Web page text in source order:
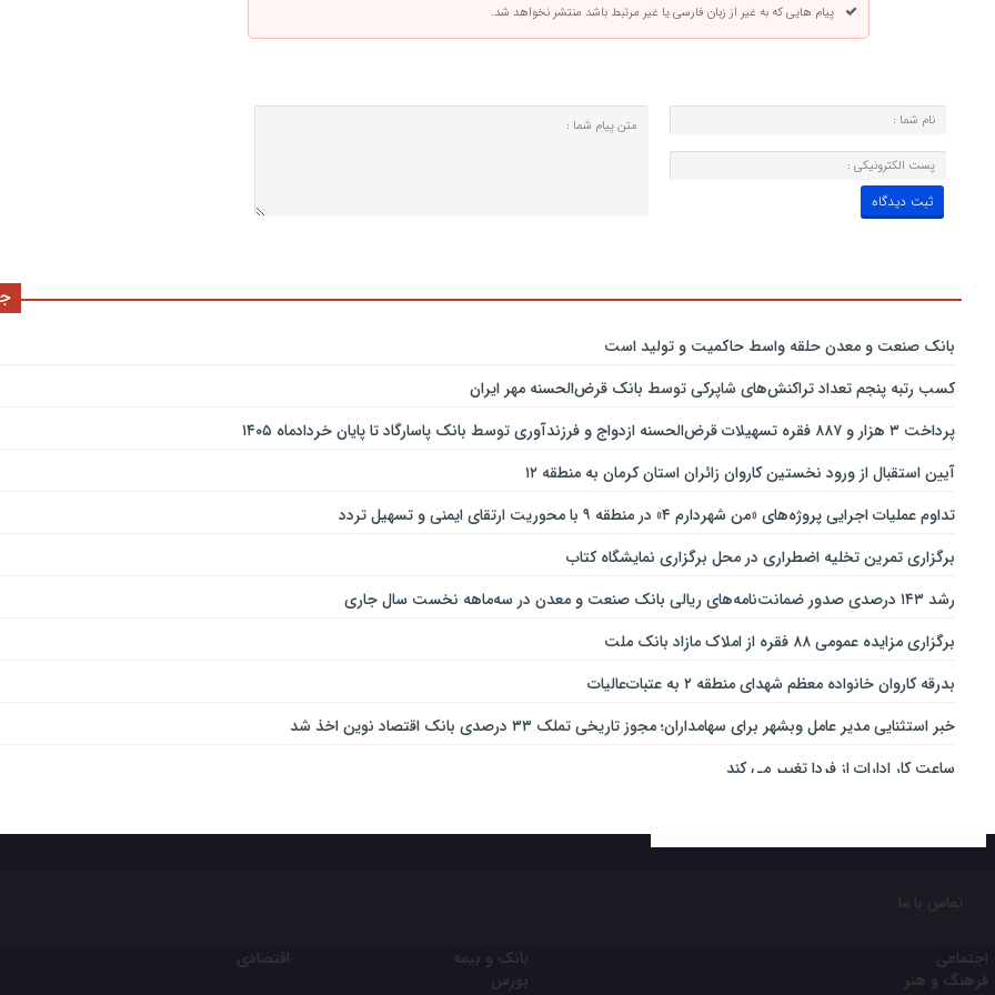
پیام هایی که به غیر از زبان فارسی یا غیر مرتبط باشد منتشر نخواهد شد.
بانك صنعت و معدن حلقه واسط حاكمیت و تولید است
کسب رتبه پنجم تعداد تراکنش‌های شاپرکی توسط بانک قرض‌الحسنه مهر ایران
پرداخت ۳ هزار و ۸۸۷ فقره تسهیلات قرض‌الحسنه ازدواج و فرزندآوری توسط بانک پاسارگاد تا پایان خردادماه ۱۴۰۵
آیین استقبال از ورود نخستین کاروان زائران استان کرمان به منطقه ۱۲
تداوم عملیات اجرایی پروژه‌های «من شهردارم ۴» در منطقه ۹ با محوریت ارتقای ایمنی و تسهیل تردد
برگزاری تمرین تخلیه اضطراری در محل برگزاری نمایشگاه کتاب
رشد ۱۴۳ درصدی صدور ضمانت‌نامه‌های ریالی بانک صنعت و معدن در سه‌ماهه نخست سال جاری
برگزاری مزایده عمومی ۸۸ فقره از املاک مازاد بانک ملت
بدرقه کاروان خانواده معظم شهدای منطقه ۲ به عتبات‌عالیات
خبر استثنایی مدیر عامل وبشهر برای سهامداران؛ مجوز تاریخی تملک ۳۳ درصدی بانک اقتصاد نوین اخذ شد
ساعت کار ادارات از فردا تغییر می کند
خدمات‌دهي مترو به 4 ميليون و 100 هزار نفر مسافر در مناسبت‌هاي ملي و مذهبي
تغییر ساعت کاری شعب بانک کارآفرین در ۱۵ استان
ثبت‌نام آسان محصولات ایران‌خودرو با حساب وکالتی بانک تجارت
تماس با ما
اجتماعی
فرهنگ و هنر
بانک و بیمه
بورس
اقتصادی